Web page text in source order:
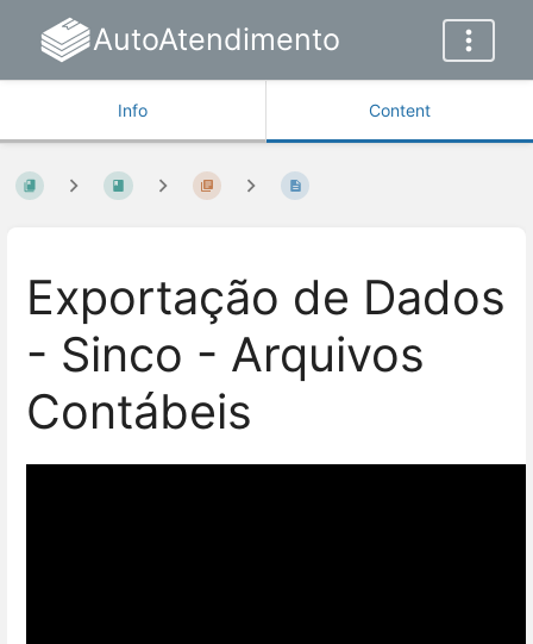
AutoAtendimento
Info Content
Exportação de Dados
- Sinco - Arquivos
Contábeis